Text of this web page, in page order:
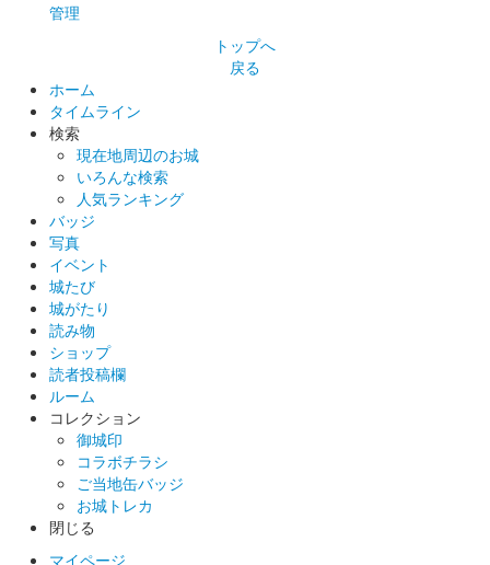
沼田城跡 御城印 旧暦（如月） 2025年版
販売終了
沼田城跡 御城印
販売終了
沼田城 御城印
販売終了
沼田城 御城印
販売終了
沼田城 御城印
管理
トップへ
戻る
ホーム
タイムライン
検索
現在地周辺のお城
いろんな検索
人気ランキング
バッジ
写真
イベント
城たび
城がたり
読み物
ショップ
読者投稿欄
ルーム
コレクション
御城印
コラボチラシ
ご当地缶バッジ
お城トレカ
閉じる
マイページ